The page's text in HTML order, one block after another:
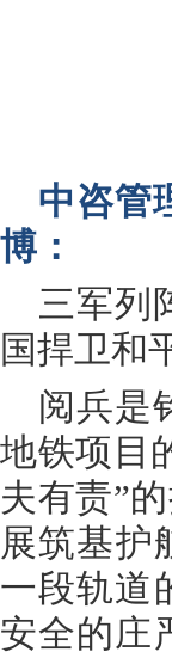
中咨管
博：
三军列
国捍卫和
阅兵是
地铁项目
夫有责”
展筑基
一段轨道
安全的庄